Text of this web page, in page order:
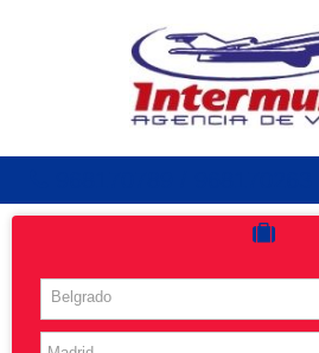
Costas
Vuelos
Belgrado